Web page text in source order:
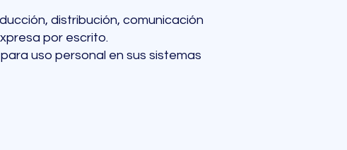
distribución, comunicación
por escrito.
uso personal en sus sistemas